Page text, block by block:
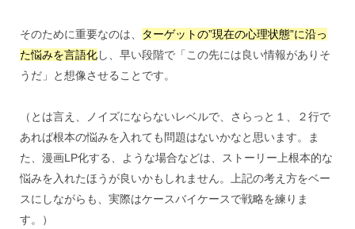
そのために重要なのは、
ターゲットの”現在の心理状態”に沿っ
た悩みを言語化し、早い段階で「この先には良い情報がありそ
うだ」と想像させることです。
（とは言え、ノイズにならないレベルで、さらっと１、２行で
あれば根本の悩みを入れても問題はないかなと思います。ま
た、漫画LP化する、ような場合などは、ストーリー上根本的な
悩みを入れたほうが良いかもしれません。上記の考え方をベー
スにしながらも、実際はケースバイケースで戦略を練りま
す。）